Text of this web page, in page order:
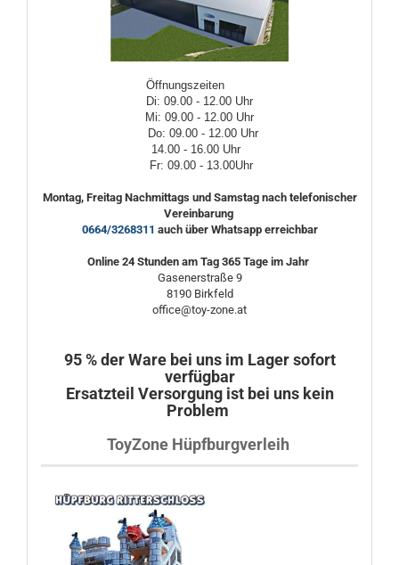
Öffnungszeiten
Di: 09.00 - 12.00 Uhr
Mi: 09.00 - 12.00 Uhr
Do: 09.00 - 12.00 Uhr
14.00 - 16.00 Uhr
Fr: 09.00 - 13.00Uhr
Montag, Freitag Nachmittags und Samstag nach telefonischer
Vereinbarung
0664/3268311 auch über Whatsapp erreichbar
Online 24 Stunden am Tag 365 Tage im Jahr
Gasenerstraße 9
8190 Birkfeld
office@toy-zone.at
95 % der Ware bei uns im Lager sofort
verfügbar
Ersatzteil Versorgung ist bei uns kein
Problem
ToyZone Hüpfburgverleih